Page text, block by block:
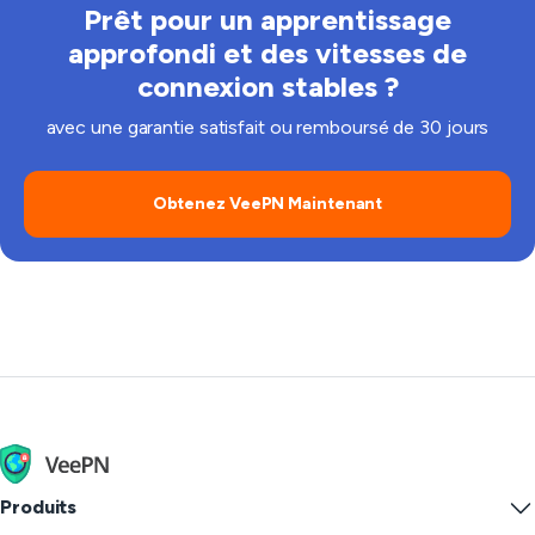
Prêt pour un apprentissage
approfondi et des vitesses de
connexion stables ?
avec une garantie satisfait ou remboursé de 30 jours
Obtenez VeePN Maintenant
Produits